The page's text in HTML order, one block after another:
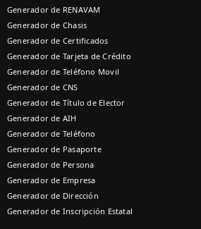
Generador de RENAVAM
Generador de Chasis
Generador de Certificados
Generador de Tarjeta de Crédito
Generador de Teléfono Movil
Generador de CNS
Generador de Título de Elector
Generador de AIH
Generador de Teléfono
Generador de Pasaporte
Generador de Persona
Generador de Empresa
Generador de Dirección
Generador de Inscripción Estatal